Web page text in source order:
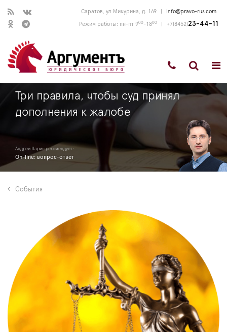
Саратов, ул Мичурина, д. 169 info@pravo-rus.com
Режим работы: пн-пт 900-1800 +7(8452)23-44-11
Три правила, чтобы суд принял
дополнения к жалобе
Андрей Ларин рекомендует:
On-line: вопрос-ответ
События